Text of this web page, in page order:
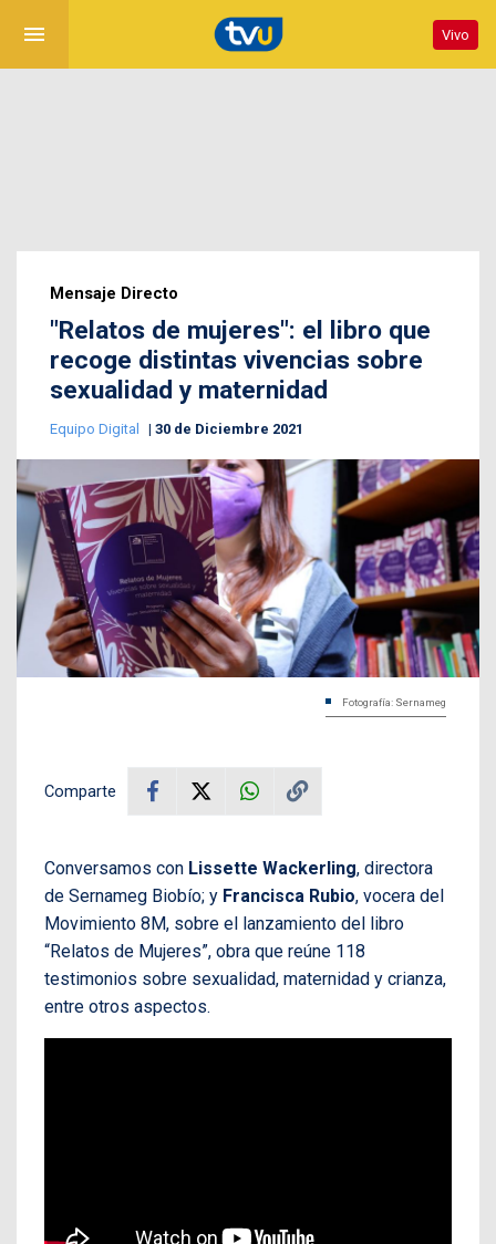
menu Vivo
Mensaje Directo
"Relatos de mujeres": el libro que
recoge distintas vivencias sobre
sexualidad y maternidad
Equipo Digital 30 de Diciembre 2021
Fotografía: Sernameg
Comparte
Conversamos con Lissette Wackerling, directora
de Sernameg Biobío; y Francisca Rubio, vocera del
Movimiento 8M, sobre el lanzamiento del libro
“Relatos de Mujeres”, obra que reúne 118
testimonios sobre sexualidad, maternidad y crianza,
entre otros aspectos.